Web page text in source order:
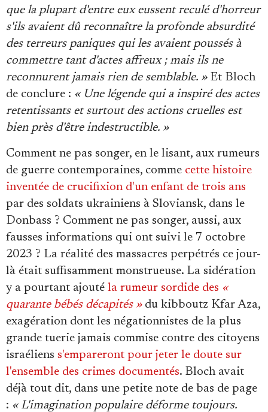
que la plupart d'entre eux eussent reculé d'horreur
s'ils avaient dû reconnaître la profonde absurdité
des terreurs paniques qui les avaient poussés à
commettre tant d'actes affreux ; mais ils ne
reconnurent jamais rien de semblable. »Et Bloch
de conclure : « Une légende qui a inspiré des actes
retentissants et surtout des actions cruelles est
bien près d'être indestructible. »
Comment ne pas songer, en le lisant, aux rumeurs
de guerre contemporaines, comme cette histoire
inventée de crucifixion d'un enfant de trois ans
par des soldats ukrainiens à Sloviansk, dans le
Donbass ? Comment ne pas songer, aussi, aux
fausses informations qui ont suivi le 7 octobre
2023 ? La réalité des massacres perpétrés ce jour-
là était suffisamment monstrueuse. La sidération
y a pourtant ajouté la rumeur sordide des «
quarante bébés décapités »du kibboutz Kfar Aza,
exagération dont les négationnistes de la plus
grande tuerie jamais commise contre des citoyens
israéliens s'empareront pour jeter le doute sur
l'ensemble des crimes documentés. Bloch avait
déjà tout dit, dans une petite note de bas de page
: « L'imagination populaire déforme toujours.